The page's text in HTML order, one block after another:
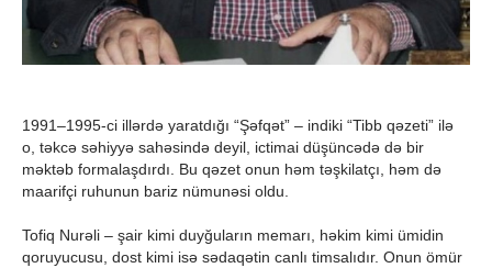
1991–1995-ci illərdə yaratdığı “Şəfqət” – indiki “Tibb qəzeti” ilə
o, təkcə səhiyyə sahəsində deyil, ictimai düşüncədə də bir
məktəb formalaşdırdı. Bu qəzet onun həm təşkilatçı, həm də
maarifçi ruhunun bariz nümunəsi oldu.
Tofiq Nurəli – şair kimi duyğuların memarı, həkim kimi ümidin
qoruyucusu, dost kimi isə sədaqətin canlı timsalıdır. Onun ömür